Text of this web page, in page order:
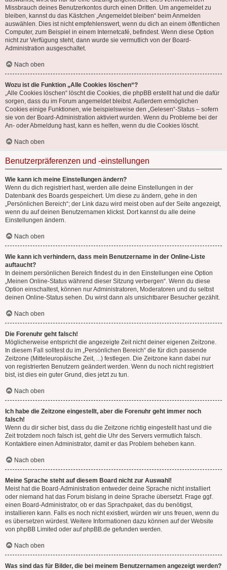
Missbrauch deines Benutzerkontos durch einen Dritten. Um angemeldet zu
bleiben, kannst du das Kästchen „Angemeldet bleiben“ beim Anmelden
auswählen. Dies ist nicht empfehlenswert, wenn du dich an einem öffentlichen
Computer, zum Beispiel in einem Internetcafé, befindest. Wenn diese Option
nicht zur Verfügung steht, dann wurde sie vermutlich von der Board-
Administration ausgeschaltet.
Nach oben
Wozu ist die Funktion „Alle Cookies löschen“?
„Alle Cookies löschen“ löscht die Cookies, die phpBB erstellt hat und die dafür
sorgen, dass du im Forum angemeldet bleibst. Außerdem ermöglichen
Cookies einige Funktionen, wie beispielsweise den „Gelesen“-Status – sofern
sie von der Board-Administration aktiviert wurden. Wenn du Probleme bei der
An- oder Abmeldung hast, kann es helfen, wenn du die Cookies löscht.
Nach oben
Benutzerpräferenzen und -einstellungen
Wie kann ich meine Einstellungen ändern?
Wenn du dich registriert hast, werden alle deine Einstellungen in der
Datenbank des Boards gespeichert. Um diese zu ändern, gehe in den
„Persönlichen Bereich“; der Link dazu wird meist oben auf der Seite angezeigt,
wenn du auf deinen Benutzernamen klickst. Dort kannst du alle deine
Einstellungen ändern.
Nach oben
Wie kann ich verhindern, dass mein Benutzername in der Online-Liste
auftaucht?
In deinem persönlichen Bereich findest du in den Einstellungen eine Option
„Meinen Online-Status während dieser Sitzung verbergen“. Wenn du diese
Option einschaltest, können nur Administratoren, Moderatoren und du selbst
deinen Online-Status sehen. Du wirst dann als unsichtbarer Besucher gezählt.
Nach oben
Die Forenuhr geht falsch!
Möglicherweise entspricht die angezeigte Zeit nicht deiner eigenen Zeitzone.
In diesem Fall solltest du im „Persönlichen Bereich“ die für dich passende
Zeitzone (Mitteleuropäische Zeit, ...) festlegen. Die Zeitzone kann dabei nur
von registrierten Benutzern geändert werden. Wenn du noch nicht registriert
bist, ist dies ein guter Grund, dies jetzt zu tun.
Nach oben
Ich habe die Zeitzone eingestellt, aber die Forenuhr geht immer noch
falsch!
Wenn du dir sicher bist, dass du die Zeitzone richtig eingestellt hast und die
Zeit trotzdem noch falsch ist, geht die Uhr des Servers vermutlich falsch.
Kontaktiere einen Administrator, damit er das Problem beheben kann.
Nach oben
Meine Sprache steht auf diesem Board nicht zur Auswahl!
Meist hat die Board-Administration entweder deine Sprache nicht installiert
oder niemand hat das Forum bislang in deine Sprache übersetzt. Frage ggf.
einen Board-Administrator, ob er das Sprachpaket, das du benötigst,
installieren kann. Falls es noch nicht existiert, würden wir uns freuen, wenn du
es übersetzen würdest. Weitere Informationen dazu können auf der Website
von phpBB Limited oder aufphpBB.de gefunden werden.
Nach oben
Was sind das für Bilder, die bei meinem Benutzernamen angezeigt werden?